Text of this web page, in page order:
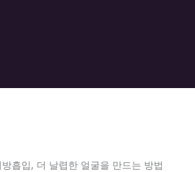
흡입, 더 날렵한 얼굴을 만드는 방법